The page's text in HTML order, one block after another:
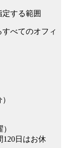
する範囲
べてのオフィ
120日はお休